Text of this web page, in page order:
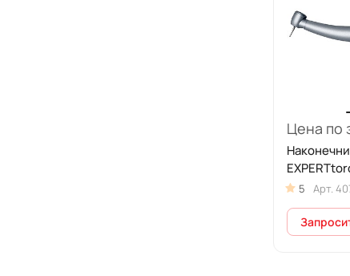
Цена по
5 Арт.